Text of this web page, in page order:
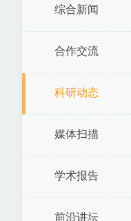
综合新闻
合作交流
科研动态
媒体扫描
学术报告
前沿讲坛